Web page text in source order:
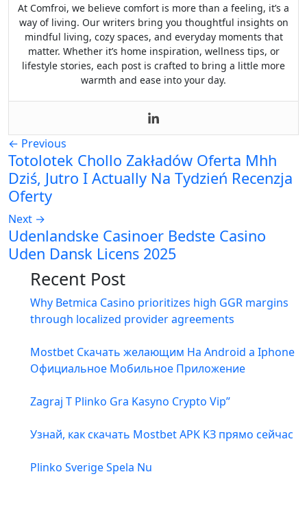
At Comfroi, we believe comfort is more than a feeling, it’s a
way of living. Our writers bring you thoughtful insights on
mindful living, cozy spaces, and everyday moments that
matter. Whether it’s home inspiration, wellness tips, or
lifestyle stories, each post is crafted to bring a little more
warmth and ease into your day.
← Previous
Totolotek Chollo Zakładów Oferta Mhh
Dziś, Jutro I Actually Na Tydzień Recenzja
Oferty
Next →
Udenlandske Casinoer Bedste Casino
Uden Dansk Licens 2025
Recent Post
Why Betmica Casino prioritizes high GGR margins
through localized provider agreements
Mostbet Скачать желающим На Android а Iphone
Официальное Мобильное Приложение
Zagraj T Plinko Gra Kasyno Crypto Vip”
Узнай, как скачать Mostbet APK КЗ прямо сейчас
Plinko Sverige Spela Nu